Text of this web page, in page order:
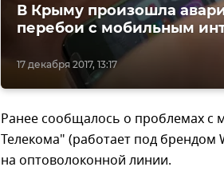
17 декабря 2017, 13:17
В Крыму произошла
перебои с мобильным
Ранее сообщалось о проблемах
Телекома" (работает под брендом
на оптоволоконной линии.